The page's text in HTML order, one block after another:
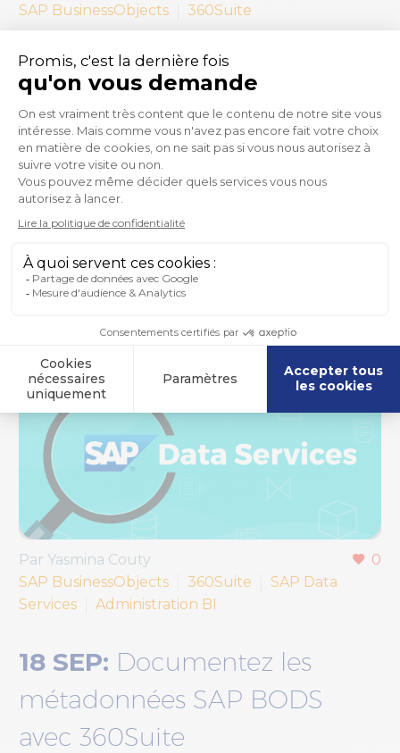
SAP BusinessObjects 360Suite
29 SEP:9 raisons pour
lesquelles vous devriez passer
à la nouvelle Web Platform de
360Suite
En savoir plus
0
Par Yasmina Couty
SAP BusinessObjects
360Suite
SAP Data
Services
Administration BI
18 SEP: Documentez les
métadonnées SAP BODS
avec 360Suite